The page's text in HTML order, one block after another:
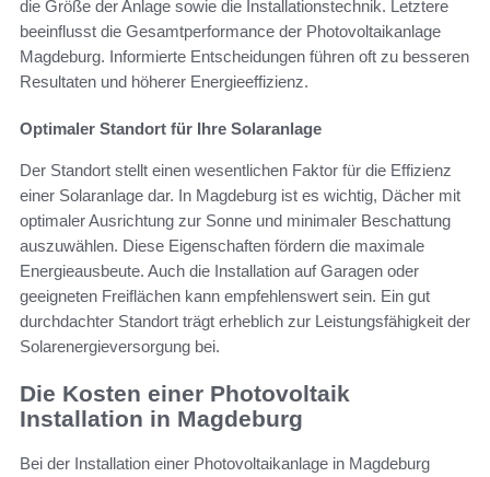
die Größe der Anlage sowie die Installationstechnik. Letztere
beeinflusst die Gesamtperformance der Photovoltaikanlage
Magdeburg. Informierte Entscheidungen führen oft zu besseren
Resultaten und höherer Energieeffizienz.
Optimaler Standort für Ihre Solaranlage
Der Standort stellt einen wesentlichen Faktor für die Effizienz
einer Solaranlage dar. In Magdeburg ist es wichtig, Dächer mit
optimaler Ausrichtung zur Sonne und minimaler Beschattung
auszuwählen. Diese Eigenschaften fördern die maximale
Energieausbeute. Auch die Installation auf Garagen oder
geeigneten Freiflächen kann empfehlenswert sein. Ein gut
durchdachter Standort trägt erheblich zur Leistungsfähigkeit der
Solarenergieversorgung bei.
Die Kosten einer Photovoltaik
Installation in Magdeburg
Bei der Installation einer Photovoltaikanlage in Magdeburg